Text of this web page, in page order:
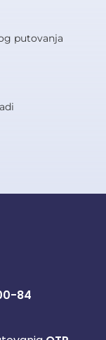
putovanja
84